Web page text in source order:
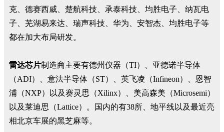
克、德赛西威、楚航科技、承泰科技、均胜电子、纳瓦电
子、芜湖易来达、瑞声科技、华为、安智杰、均胜电子等
都在加大布局研发。
雷达芯片制造商主要有德州仪器（TI）、亚德诺半导体
（ADI）、意法半导体（ST）、英飞凌（Infineon）、恩智
浦（NXP）以及赛灵思（Xilinx）、美高森美（Microsemi）
以及莱迪思（Lattice）。国内的有38所、地平线以及最近亮
相北京车展的黑芝麻等。